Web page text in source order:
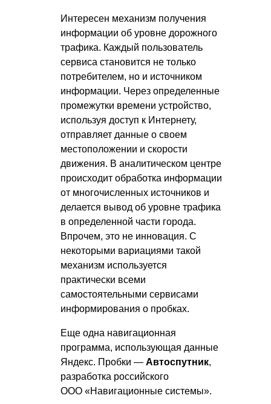
Интересен механизм получения
информации об уровне дорожного
трафика. Каждый пользователь
сервиса становится не только
потребителем, но и источником
информации. Через определенные
промежутки времени устройство,
используя доступ к Интернету,
отправляет данные о своем
местоположении и скорости
движения. В аналитическом центре
происходит обработка информации
от многочисленных источников и
делается вывод об уровне трафика
в определенной части города.
Впрочем, это не инновация. С
некоторыми вариациями такой
механизм используется
практически всеми
самостоятельными сервисами
информирования о пробках.
Еще одна навигационная
программа, использующая данные
Яндекс. Пробки — Автоспутник,
разработка российского
ООО «Навигационные системы».